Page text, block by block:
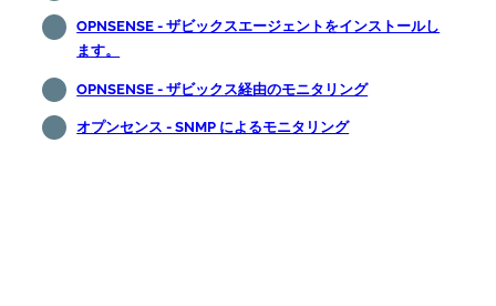
OPNSENSE - ザビックスエージェントをインストールし
ます。
OPNSENSE - ザビックス経由のモニタリング
オプンセンス - SNMP によるモニタリング